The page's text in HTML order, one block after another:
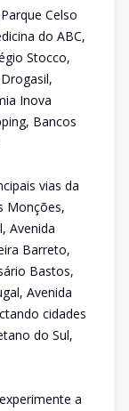
Celso
do ABC,
Stocco,
Inova
Bancos
vias da
Monções,
Avenida
Barreto,
Bastos,
Avenida
cidades
do Sul,
a